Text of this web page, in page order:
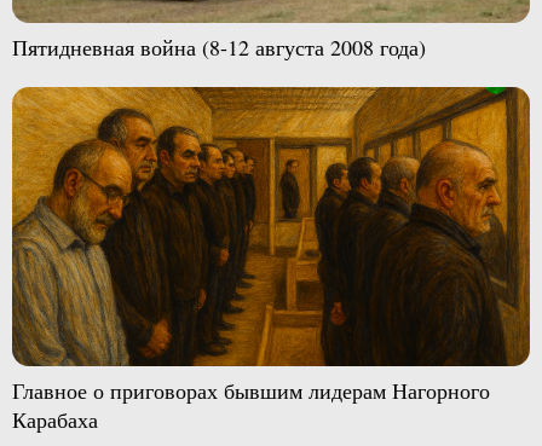
Пятидневная война (8-12 августа 2008 года)
Главное о приговорах бывшим лидерам Нагорного
Карабаха